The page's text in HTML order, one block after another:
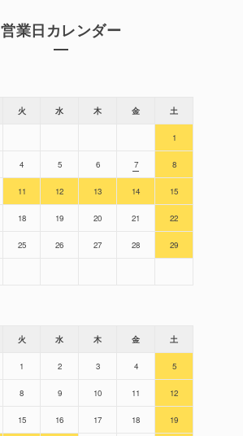
営業日カレンダー
火 水 木 金 土
1
4 5 6 7 8
11 12 13 14 15
18 19 20 21 22
25 26 27 28 29
火 水 木 金 土
1 2 3 4 5
8 9 10 11 12
15 16 17 18 19